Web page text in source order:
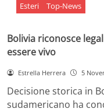
Esteri Top-News
Bolivia riconosce
essere vivo
Estrella Herrera 5
Decisione storica in
sudamericano ha